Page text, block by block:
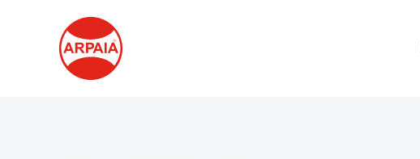
Skip to main content